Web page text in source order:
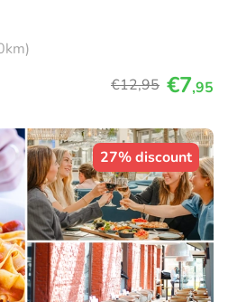
€12,95 €7,95
27% discount